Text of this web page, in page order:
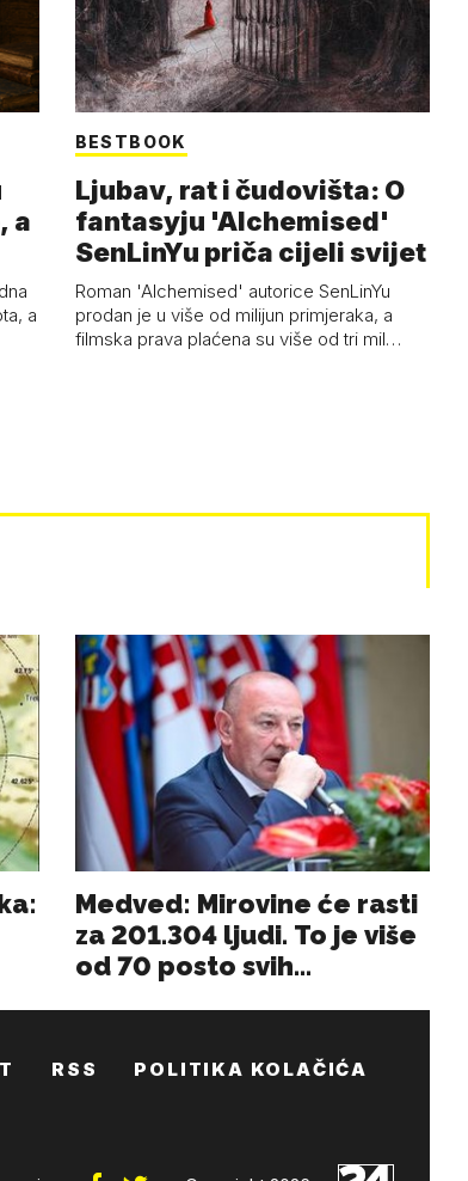
a
a
BESTBOOK
Ljubav, rat i čudovišta: O
fantasyju 'Alchemised'
SenLinYu priča cijeli svijet
Roman 'Alchemised' autorice SenLinYu
prodan je u više od milijun primjeraka, a
filmska prava plaćena su više od tri mil…
RSS POLITIKA KOLAČIĆA